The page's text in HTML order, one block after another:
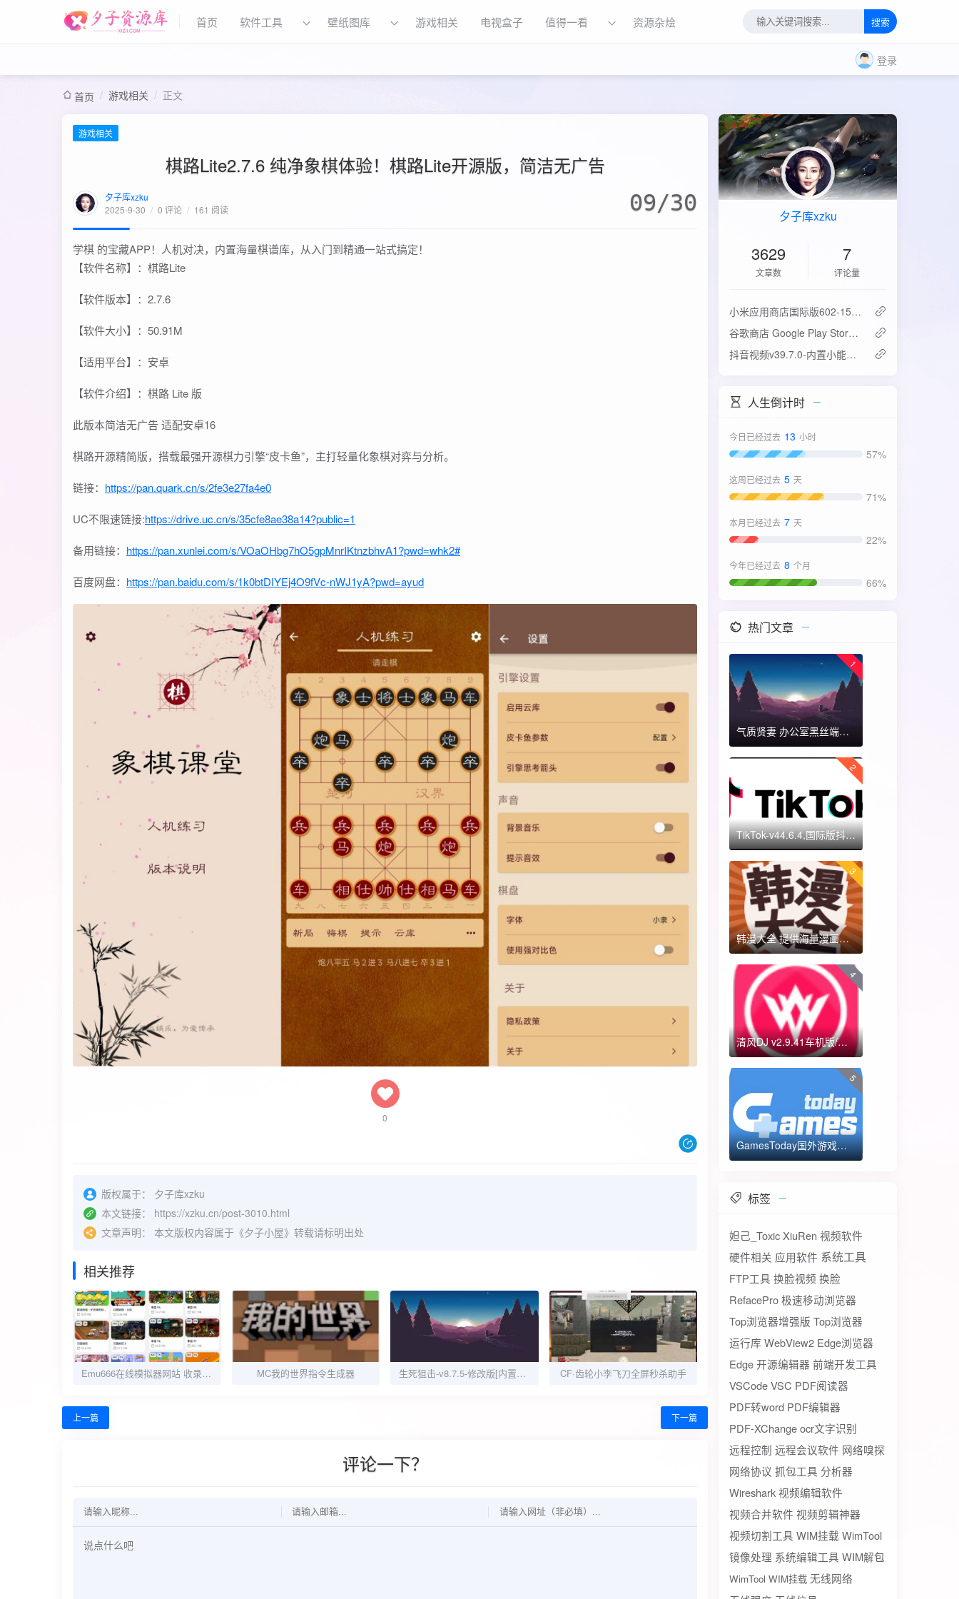
首页 软件工具 壁纸图库 游戏相关 电视盒子 值得一看 资源杂烩 搜索
登录
首页 / 游戏相关 / 正文
游戏相关
棋路Lite2.7.6 纯净象棋体验！棋路Lite开源版，简洁无广告
夕子库xzku
2025-9-30 / 0 评论 / 161 阅读 09/30
学棋 的宝藏APP！人机对决，内置海量棋谱库，从入门到精通一站式搞定！
【软件名称】：棋路Lite
【软件版本】：2.7.6
【软件大小】：50.91M
【适用平台】：安卓
【软件介绍】：棋路 Lite 版
此版本简洁无广告 适配安卓16
棋路开源精简版，搭载最强开源棋力引擎“皮卡鱼”，主打轻量化象棋对弈与分析。
链接： https://pan.quark.cn/s/2fe3e27fa4e0
UC不限速链接:https://drive.uc.cn/s/35cfe8ae38a14?public=1
备用链接： https://pan.xunlei.com/s/VOaOHbg7hO5gpMnrIKtnzbhvA1?pwd=whk2#
百度网盘： https://pan.baidu.com/s/1k0btDIYEj4O9fVc-nWJ1yA?pwd=ayud
0
版权属于：
夕子库xzku
本文链接：
https://xzku.cn/post-3010.html
文章声明：
本文版权内容属于《夕子小屋》转载请标明出处
相关推荐
Emu666在线模拟器网站 收录各种主机游戏 MC我的世界指令生成器 生死狙击-v8.7.5-修改版[内置MOD菜单] CF·齿轮小李飞刀全屏秒杀助手
上一篇 下一篇
评论一下？
夕子库xzku
3629
文章数
7
评论量
‌小米应用商店国际版602-15.6.0.2：免登录直下，比谷歌商店快3倍！
谷歌商店 Google Play Store v52.4.42-31版
抖音视频v39.7.0-内置小能手2.0.7模块
人生倒计时
今日已经过去 13 小时
57%
这周已经过去 5 天
71%
本月已经过去 7 天
22%
今年已经过去 8 个月
66%
热门文章
1
气质贤妻 办公室黑丝端木蓉 国漫女神 ​​​
2
TikTok-v44.6.4,国际版抖音海外畅享,免拔卡体验!附保姆级详细使用指南
3
韩漫大全 提供海量漫画资源
4
清风DJ v2.9.41车机版/手机版-全方位DJ舞曲
5
GamesToday国外游戏下载器 不需要T子
标签
妲己_ToxicXiuRen 视频软件
硬件相关 应用软件 系统工具
FTP工具 换脸视频 换脸
RefacePro极速移动浏览器
Top浏览器增强版 Top浏览器
运行库 WebView2 Edge浏览器
Edge开源编辑器 前端开发工具
VSCodeVSC PDF阅读器
PDF转word PDF编辑器
PDF-XChangeocr文字识别
远程控制 远程会议软件 网络嗅探
网络协议 抓包工具 分析器
Wireshark视频编辑软件
视频合并软件 视频剪辑神器
视频切割工具 WIM挂载 WimTool
镜像处理 系统编辑工具 WIM解包
WimTool WIM挂载 无线网络